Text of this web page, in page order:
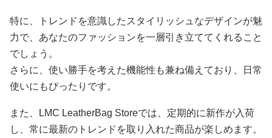
特に、トレンドを意識したスタイリッシュなデザインが魅
力で、あなたのファッションを一層引き立ててくれること
でしょう。
さらに、使い勝手を考えた機能性も兼ね備えており、日常
使いにもぴったりです。
また、LMC LeatherBag Storeでは、定期的に新作が入荷
し、常に最新のトレンドを取り入れた商品が楽しめます。